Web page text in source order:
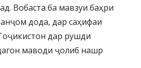
Вобаста ба мавзуи баҳри
дода, дар саҳифаи
дар рушди
маводи ҷолиб нашр